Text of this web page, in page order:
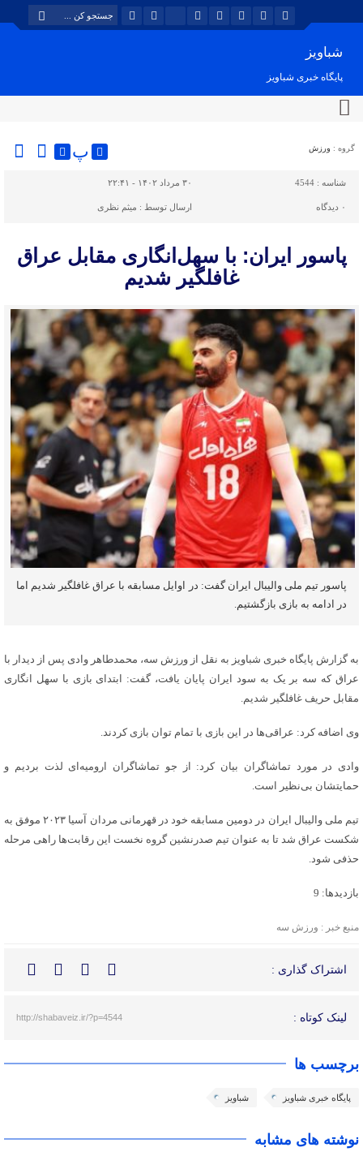
شباویز
پایگاه خبری شباویز
گروه : ورزش پ
شناسه : 4544 ۳۰ مرداد ۱۴۰۲ - ۲۲:۴۱
۰ دیدگاه ارسال توسط : میثم نظری
پاسور ایران: با سهل‌انگاری مقابل عراق
غافلگیر شدیم
پاسور تیم ملی والیبال ایران گفت: در اوایل مسابقه با عراق غافلگیر شدیم اما
در ادامه به بازی بازگشتیم.
به گزارش پایگاه خبری شباویز به نقل از ورزش سه، محمدطاهر وادی پس از دیدار با
عراق که سه بر یک به سود ایران پایان یافت، گفت: ابتدای بازی با سهل انگاری
مقابل حریف غافلگیر شدیم.
وی اضافه کرد: عراقی‌ها در این بازی با تمام توان بازی کردند.
وادی در مورد تماشاگران بیان کرد: از جو تماشاگران ارومیه‌ای لذت ‌بردیم و
حمایتشان بی‌نظیر است.
تیم ملی والیبال ایران در دومین مسابقه خود در قهرمانی مردان آسیا ۲۰۲۳ موفق به
شکست عراق شد تا به عنوان تیم صدرنشین گروه نخست این رقابت‌ها راهی مرحله
حذفی شود.
بازدیدها: 9
منبع خبر : ورزش سه
اشتراک گذاری :
لینک کوتاه : http://shabaveiz.ir/?p=4544
برچسب ها
پایگاه خبری شباویز شباویز
نوشته های مشابه